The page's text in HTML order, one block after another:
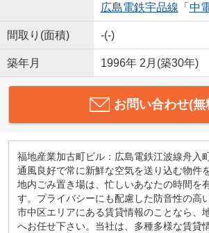
広島電鉄宇品線 「 中
間取り(面積) -(-)
築年月 1996年 2月(築30年)
お問い合わせ(無
福地産業加古町ビル：広島電鉄江波線舟入
通風良好で常に新鮮な空気を送り込む物件
地内ごみ置き場は、忙しいあなたの時間を
す。プライバシーにも配慮した防音性の高
市中区エリアにある賃貸情報のことなら、
へお任せ下さい。当社は、多種多様な賃貸